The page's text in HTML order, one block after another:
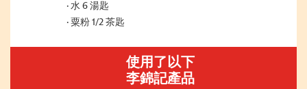
水 6 湯匙
粟粉 1/2 茶匙
使用了以下
李錦記產品